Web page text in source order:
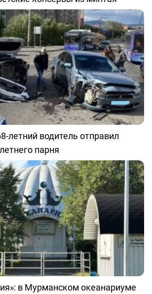
летний водитель отправил
парня
в Мурманском океанариуме